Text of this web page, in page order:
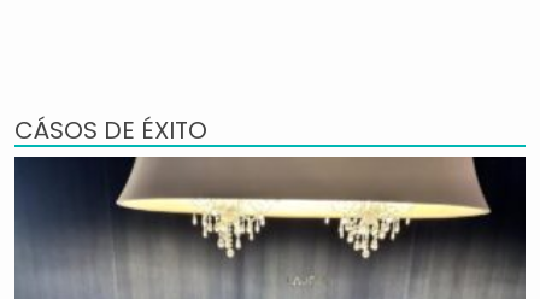
CÁSOS DE ÉXITO